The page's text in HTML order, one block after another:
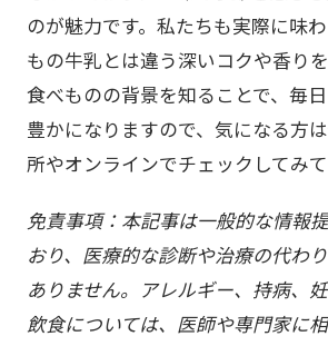
のが魅力です。私たちも実際に味
もの牛乳とは違う深いコクや香り
食べものの背景を知ることで、毎
豊かになりますので、気になる方
所やオンラインでチェックしてみて
免責事項：本記事は一般的な情報
おり、医療的な診断や治療の代わ
ありません。アレルギー、持病、
飲食については、医師や専門家に